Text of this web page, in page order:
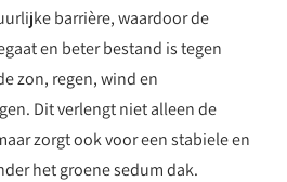
barrière, waardoor de
en beter bestand is tegen
zon, regen, wind en
Dit verlengt niet alleen de
zorgt ook voor een stabiele en
het groene sedum dak.